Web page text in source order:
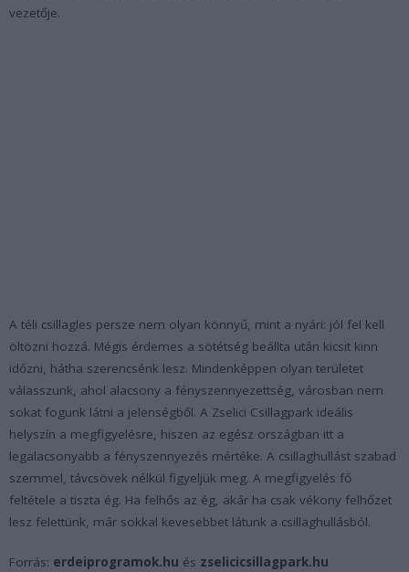
vezetője.
A téli csillagles persze nem olyan könnyű, mint a nyári: jól fel kell
öltözni hozzá. Mégis érdemes a sötétség beállta után kicsit kinn
időzni, hátha szerencsénk lesz. Mindenképpen olyan területet
válasszunk, ahol alacsony a fényszennyezettség, városban nem
sokat fogunk látni a jelenségből. A Zselici Csillagpark ideális
helyszín a megfigyelésre, hiszen az egész országban itt a
legalacsonyabb a fényszennyezés mértéke. A csillaghullást szabad
szemmel, távcsövek nélkül figyeljük meg. A megfigyelés fő
feltétele a tiszta ég. Ha felhős az ég, akár ha csak vékony felhőzet
lesz felettünk, már sokkal kevesebbet látunk a csillaghullásból.
Forrás: erdeiprogramok.hu és zselicicsillagpark.hu